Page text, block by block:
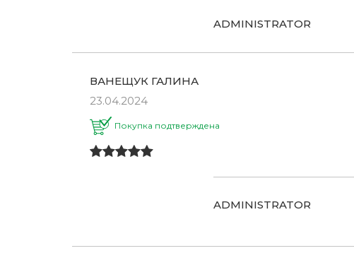
ADMINISTRATOR
ВАНЕЩУК ГАЛИНА
23.04.2024
Покупка подтверждена
ADMINISTRATOR